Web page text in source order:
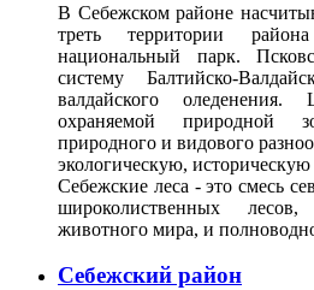
В Себежском районе
треть территории
национальный парк.
систему Балтийско-
валдайского
охраняемой природной
природного и видового
экологическую,
Себежские леса - это смесь
широколиственных
животного мира, и
Себежский район